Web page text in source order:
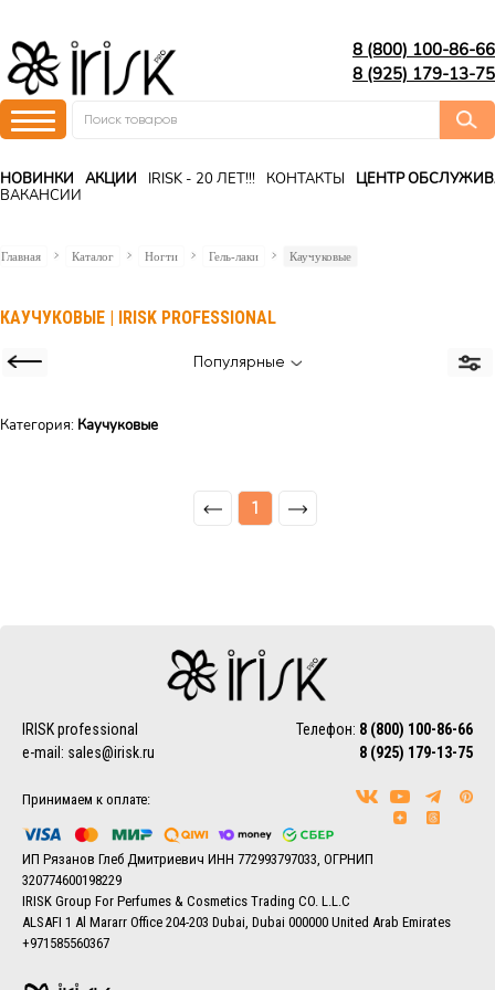
8 (800) 100-86-66
8 (925) 179-13-75
НОВИНКИ АКЦИИ IRISK - 20 ЛЕТ!!! КОНТАКТЫ
ЦЕНТР
ВАКАНСИИ
Главная Каталог Ногти Гель-лаки Каучуковые
КАУЧУКОВЫЕ | IRISK PROFESSIONAL
Популярные
Категория: Каучуковые
1
IRISK professional Телефон: 8 (800) 100-86-66
8 (925) 179-13-75
e-mail: sales@irisk.ru
Принимаем к оплате:
ИП Рязанов Глеб Дмитриевич ИНН 772993797033, ОГРНИП
320774600198229
IRISK Group For Perfumes & Cosmetics Trading CO. L.L.C
ALSAFI 1 Al Mararr Office 204-203 Dubai, Dubai 000000 United Arab Emirates
+971585560367